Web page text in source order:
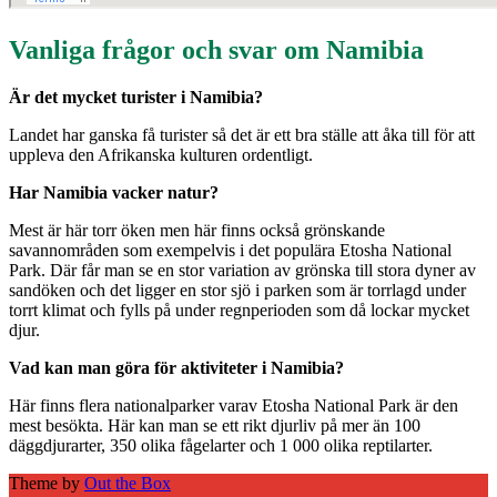
Vanliga frågor och svar om Namibia
Är det mycket turister i Namibia?
Landet har ganska få turister så det är ett bra ställe att åka till för att
uppleva den Afrikanska kulturen ordentligt.
Har Namibia vacker natur?
Mest är här torr öken men här finns också grönskande
savannområden som exempelvis i det populära Etosha National
Park. Där får man se en stor variation av grönska till stora dyner av
sandöken och det ligger en stor sjö i parken som är torrlagd under
torrt klimat och fylls på under regnperioden som då lockar mycket
djur.
Vad kan man göra för aktiviteter i Namibia?
Här finns flera nationalparker varav Etosha National Park är den
mest besökta. Här kan man se ett rikt djurliv på mer än 100
däggdjurarter, 350 olika fågelarter och 1 000 olika reptilarter.
Theme by Out the Box